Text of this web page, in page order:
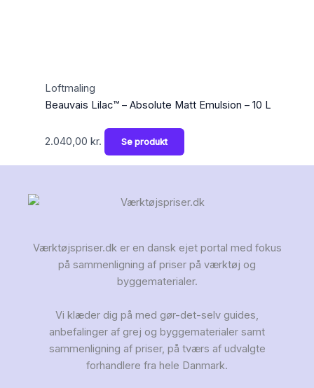
Loftmaling
Beauvais Lilac™ – Absolute Matt Emulsion – 10 L
2.040,00 kr. Se produkt
Værktøjspriser.dk er en dansk ejet portal med fokus
på sammenligning af priser på værktøj og
byggematerialer.
Vi klæder dig på med gør-det-selv guides,
anbefalinger af grej og byggematerialer samt
sammenligning af priser, på tværs af udvalgte
forhandlere fra hele Danmark.